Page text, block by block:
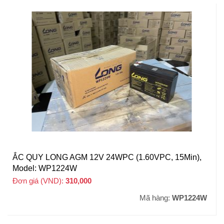
ẮC QUY LONG AGM 12V 24WPC (1.60VPC, 15Min),
Model: WP1224W
Đơn giá (VND): 310,000
Mã hàng: WP1224W